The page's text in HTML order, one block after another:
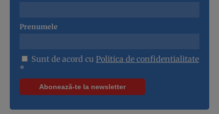
Prenumele
Sunt de acord cu Politica de confidentialitate
*